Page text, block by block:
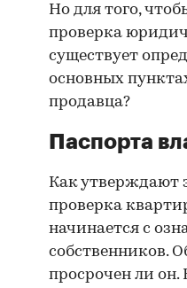
Но для того,
проверка
существует
основных
продавца?
Паспорта
Как утверждают
проверка
начинается с
собственников.
просрочен ли он.